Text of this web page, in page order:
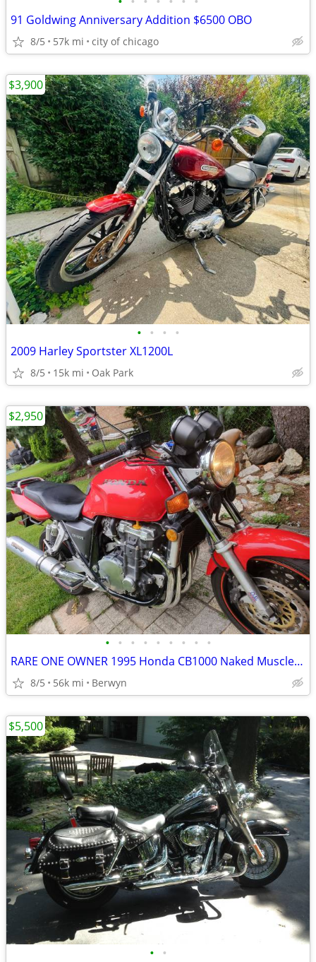
91 Goldwing Anniversary Addition $6500 OBO
8/5 57k mi city of chicago
• • • •
2009 Harley Sportster XL1200L
8/5 15k mi Oak Park
$3,900
• • • • • • • • •
RARE ONE OWNER 1995 Honda CB1000 Naked Muscle Super Bike 1 Owner EXC
8/5 56k mi Berwyn
$2,950
• •
$5,500